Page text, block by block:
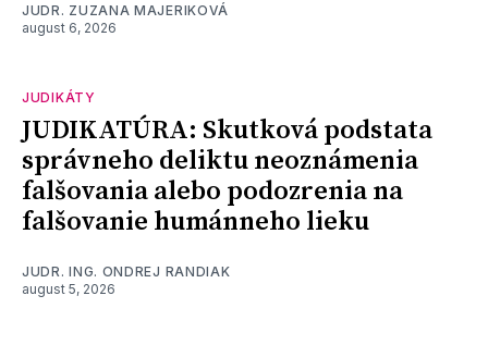
JUDR. ZUZANA MAJERIKOVÁ
august 6, 2026
JUDIKÁTY
JUDIKATÚRA: Skutková podstata
správneho deliktu neoznámenia
falšovania alebo podozrenia na
falšovanie humánneho lieku
JUDR. ING. ONDREJ RANDIAK
august 5, 2026